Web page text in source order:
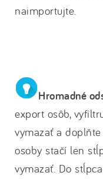
naimportujte.
Hromadné
export osôb,
vymazať a
osoby stačí len
vymazať. Do